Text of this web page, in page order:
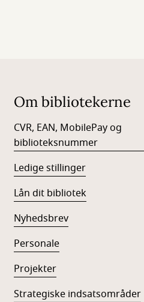
Om bibliotekerne
CVR, EAN, MobilePay og
biblioteksnummer
Ledige stillinger
Lån dit bibliotek
Nyhedsbrev
Personale
Projekter
Strategiske indsatsområder